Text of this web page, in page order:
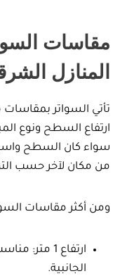
مقاسات
المنازل
تأتي السواتر
ارتفاع السطح ونوع
سواء كان السطح
من مكان لآخر حسب
ومن أكثر مقاسات
ارتفاع 1
الجانبية.